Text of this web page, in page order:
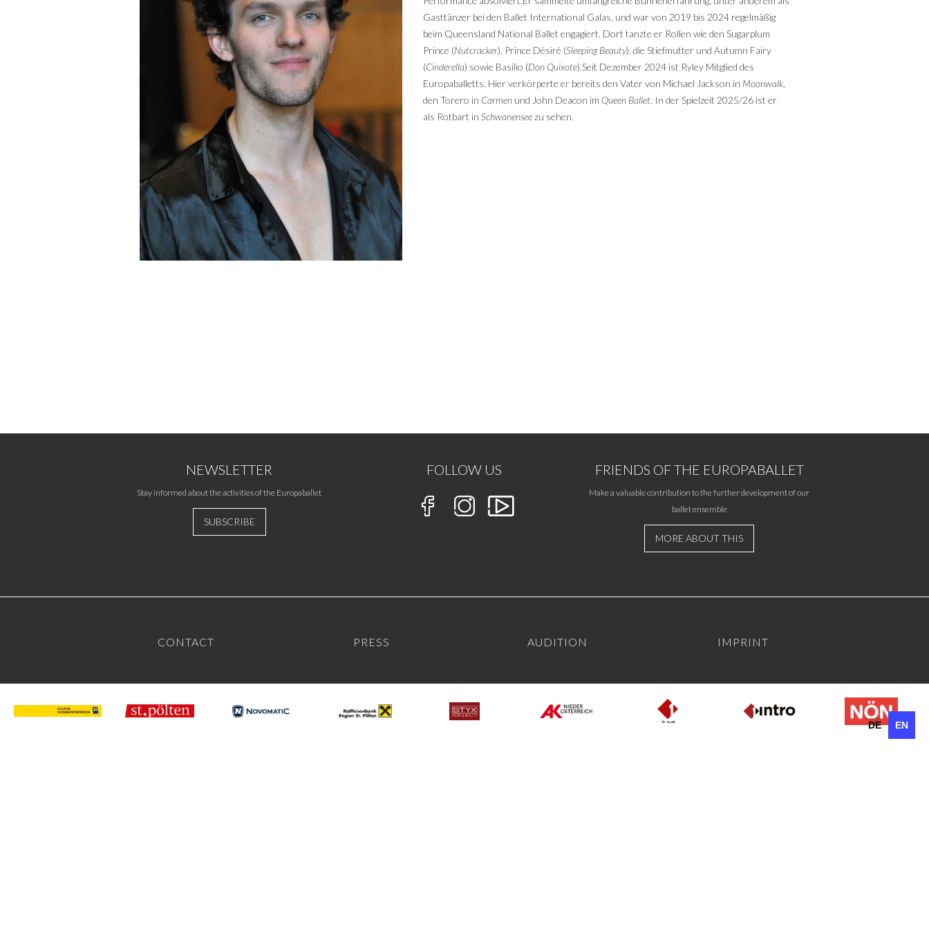
Gasttänzer bei den Ballet International Galas, und war von 2019 bis 2024 regelmäßig
beim Queensland National Ballet engagiert. Dort tanzte er Rollen wie den Sugarplum
Prince (Nutcracker), Prince Désiré (Sleeping Beauty), die Stiefmutter und Autumn Fairy
(Cinderella) sowie Basilio (Don Quixote).Seit Dezember 2024 ist Ryley Mitglied des
Europaballetts. Hier verkörperte er bereits den Vater von Michael Jackson in Moonwalk
den Torero in Carmen und John Deacon im Queen Ballet. In der Spielzeit 2025/26 ist er
als Rotbart in Schwanenseezu sehen.
NEWSLETTER
Stay informed about the activities of the Europaballet
SUBSCRIBE
FOLLOW US FRIENDS OF THE EUROPABALLET
Make a valuable contribution to the further development of our
ballet ensemble
MORE ABOUT THIS
CONTACT PRESS AUDITION IMPRINT
DE EN
DE EN